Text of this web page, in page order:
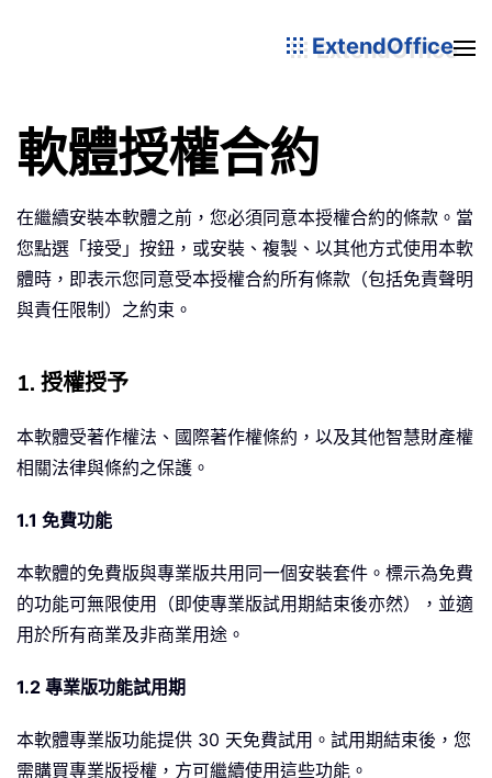
ExtendOffice
軟體授權合約
在繼續安裝本軟體之前，您必須同意本授權合約的條款。當
您點選「接受」按鈕，或安裝、複製、以其他方式使用本軟
體時，即表示您同意受本授權合約所有條款（包括免責聲明
與責任限制）之約束。
1. 授權授予
本軟體受著作權法、國際著作權條約，以及其他智慧財產權
相關法律與條約之保護。
1.1 免費功能
本軟體的免費版與專業版共用同一個安裝套件。標示為免費
的功能可無限使用（即使專業版試用期結束後亦然），並適
用於所有商業及非商業用途。
1.2 專業版功能試用期
本軟體專業版功能提供 30 天免費試用。試用期結束後，您
需購買專業版授權，方可繼續使用這些功能。